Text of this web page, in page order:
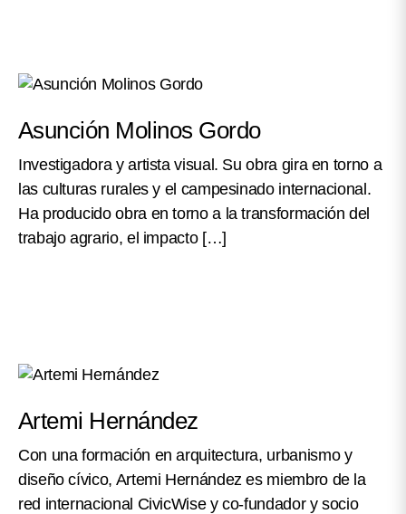
Asunción Molinos Gordo
Investigadora y artista visual. Su obra gira en torno a
las culturas rurales y el campesinado internacional.
Ha producido obra en torno a la transformación del
trabajo agrario, el impacto […]
Artemi Hernández
Con una formación en arquitectura, urbanismo y
diseño cívico, Artemi Hernández es miembro de la
red internacional CivicWise y co-fundador y socio